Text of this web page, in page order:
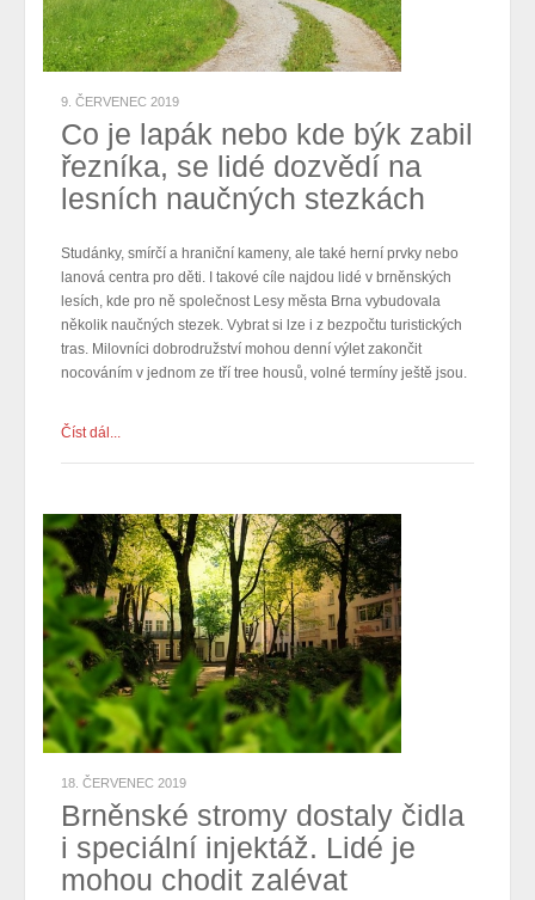
9. ČERVENEC 2019
Co je lapák nebo kde býk zabil
řezníka, se lidé dozvědí na
lesních naučných stezkách
Studánky, smírčí a hraniční kameny, ale také herní prvky nebo
lanová centra pro děti. I takové cíle najdou lidé v brněnských
lesích, kde pro ně společnost Lesy města Brna vybudovala
několik naučných stezek. Vybrat si lze i z bezpočtu turistických
tras. Milovníci dobrodružství mohou denní výlet zakončit
nocováním v jednom ze tří tree housů, volné termíny ještě jsou.
Číst dál...
18. ČERVENEC 2019
Brněnské stromy dostaly čidla
i speciální injektáž. Lidé je
mohou chodit zalévat